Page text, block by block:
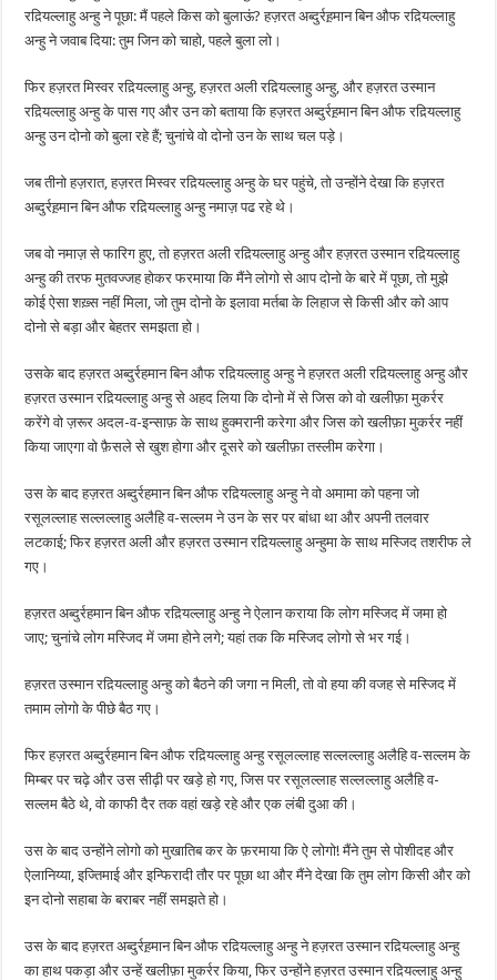
रद़ियल्लाहु अन्हु ने पूछा: मैं पहले किस को बुलाऊं? हज़रत अब्दुर्रह़मान बिन औफ रद़ियल्लाहु
अन्हु ने जवाब दिया: तुम जिन को चाहो, पहले बुला लो।
फिर हज़रत मिस्वर रद़ियल्लाहु अन्हु, हज़रत अली रद़ियल्लाहु अन्हु, और हज़रत उस्मान
रद़ियल्लाहु अन्हु के पास गए और उन को बताया कि हज़रत अब्दुर्रह़मान बिन औफ रद़ियल्लाहु
अन्हु उन दोनो को बुला रहे हैं; चुनांचे वो दोनो उन के साथ चल पड़े।
जब तीनो हज़रात, हज़रत मिस्वर रद़ियल्लाहु अन्हु के घर पहुंचे, तो उन्होंने देखा कि हज़रत
अब्दुर्रह़मान बिन औफ रद़ियल्लाहु अन्हु नमाज़ पढ रहे थे।
जब वो नमाज़ से फारिग हुए, तो हज़रत अली रद़ियल्लाहु अन्हु और हज़रत उस्मान रद़ियल्लाहु
अन्हु की तरफ मुतवज्जह होकर फरमाया कि मैंने लोगो से आप दोनो के बारे में पूछा, तो मुझे
कोई ऐसा शख़्स नहीं मिला, जो तुम दोनो के इलावा मर्तबा के लिहाज से किसी और को आप
दोनो से बड़ा और बेहतर समझता हो।
उसके बाद हज़रत अब्दुर्रहमान बिन औफ रद़ियल्लाहु अन्हु ने हज़रत अली रद़ियल्लाहु अन्हु और
हज़रत उस्मान रद़ियल्लाहु अन्हु से अहद लिया कि दोनो में से जिस को वो खलीफ़ा मुकर्रर
करेंगे वो ज़रूर अदल-व-इन्साफ़ के साथ हुक्मरानी करेगा और जिस को खलीफ़ा मुकर्रर नहीं
किया जाएगा वो फ़ैसले से खुश होगा और दूसरे को खलीफ़ा तस्लीम करेगा।
उस के बाद हज़रत अब्दुर्रहमान बिन औफ रद़ियल्लाहु अन्हु ने वो अमामा को पहना जो
रसूलल्लाह सल्लल्लाहु अलैहि व-सल्लम ने उन के सर पर बांधा था और अपनी तलवार
लटकाई; फिर हज़रत अली और हज़रत उस्मान रद़ियल्लाहु अन्हुमा के साथ मस्जिद तशरीफ ले
गए।
हज़रत अब्दुर्रहमान बिन औफ रद़ियल्लाहु अन्हु ने ऐलान कराया कि लोग मस्जिद में जमा हो
जाए; चुनांचे लोग मस्जिद में जमा होने लगे; यहां तक कि मस्जिद लोगो से भर गई।
हज़रत उस्मान रद़ियल्लाहु अन्हु को बैठने की जगा न मिली, तो वो हया की वजह से मस्जिद में
तमाम लोगो के पीछे बैठ गए।
फिर हज़रत अब्दुर्रहमान बिन औफ रद़ियल्लाहु अन्हु रसूलल्लाह सल्लल्लाहु अलैहि व-सल्लम के
मिम्बर पर चढ़े और उस सीढ़ी पर खड़े हो गए, जिस पर रसूलल्लाह सल्लल्लाहु अलैहि व-
सल्लम बैठे थे, वो काफी दैर तक वहां खड़े रहे और एक लंबी दुआ की।
उस के बाद उन्होंने लोगो को मुखातिब कर के फ़रमाया कि ऐ लोगो! मैंने तुम से पोशीदह और
ऐलानिय्या, इज्तिमाई और इन्फिरादी तौर पर पूछा था और मैंने देखा कि तुम लोग किसी और को
इन दोनो सहाबा के बराबर नहीं समझते हो।
उस के बाद हज़रत अब्दुर्रह़मान बिन औफ रद़ियल्लाहु अन्हु ने हज़रत उस्मान रद़ियल्लाहु अन्हु
का हाथ पकड़ा और उन्हें खलीफ़ा मुकर्रर किया, फिर उन्होंने हज़रत उस्मान रद़ियल्लाहु अन्हु